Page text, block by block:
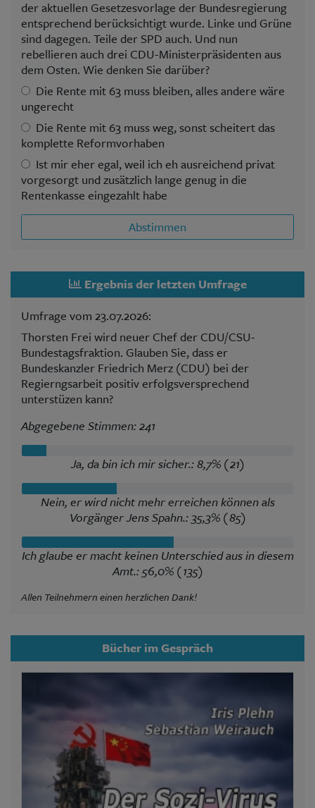
der aktuellen Gesetzesvorlage der Bundesregierung
entsprechend berücksichtigt wurde. Linke und Grüne
sind dagegen. Teile der SPD auch. Und nun
rebellieren auch drei CDU-Ministerpräsidenten aus
dem Osten. Wie denken Sie darüber?
Die Rente mit 63 muss bleiben, alles andere wäre
ungerecht
Die Rente mit 63 muss weg, sonst scheitert das
komplette Reformvorhaben
Ist mir eher egal, weil ich eh ausreichend privat
vorgesorgt und zusätzlich lange genug in die
Rentenkasse eingezahlt habe
Abstimmen
Ergebnis der letzten Umfrage
Umfrage vom 23.07.2026:
Thorsten Frei wird neuer Chef der CDU/CSU-
Bundestagsfraktion. Glauben Sie, dass er
Bundeskanzler Friedrich Merz (CDU) bei der
Regierngsarbeit positiv erfolgsversprechend
unterstüzen kann?
Abgegebene Stimmen: 241
Ja, da bin ich mir sicher.: 8,7% (21)
Nein, er wird nicht mehr erreichen können als
Vorgänger Jens Spahn.: 35,3% (85)
Ich glaube er macht keinen Unterschied aus in diesem
Amt.: 56,0% (135)
Allen Teilnehmern einen herzlichen Dank!
Bücher im Gespräch